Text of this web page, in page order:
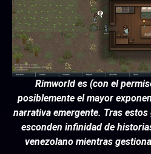
Rimworld es (con el
posiblemente el mayor
narrativa emergente. Tras
esconden infinidad de
venezolano mientras